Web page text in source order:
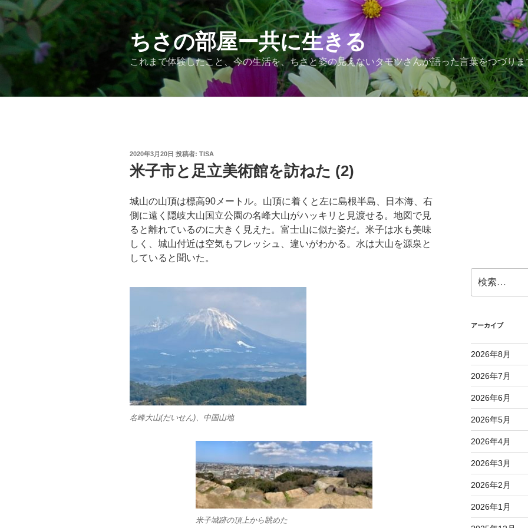
コ
ン
テ
ツ
ちさの部屋ー共に生きる
これまで体験したこと、今の生活を、ちさと姿の見えないタモツさんが語った言葉をつづりま
投
稿
日:
2020年3月20日 投稿者: TISA
米子市と足立美術館を訪ねた (2)
城山の山頂は標高90メートル。山頂に着くと左に島根半島、日本海、右
側に遠く隠岐大山国立公園の名峰大山がハッキリと見渡せる。地図で見
ると離れているのに大きく見えた。富士山に似た姿だ。米子は水も美味
しく、城山付近は空気もフレッシュ、違いがわかる。水は大山を源泉と
していると聞いた。
名峰大山(だいせん)、中国山地
米子城跡の頂上から眺めた
索:
アーカイブ
2026年8月
2026年7月
2026年6月
2026年5月
2026年4月
2026年3月
2026年2月
2026年1月